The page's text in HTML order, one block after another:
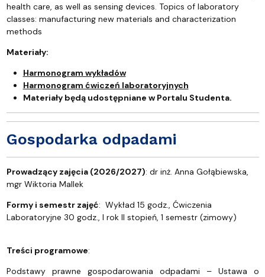
health care, as well as sensing devices. Topics of laboratory
classes: manufacturing new materials and characterization
methods
Materiały:
Harmonogram wykładów
Harmonogram ćwiczeń laboratoryjnych
Materiały będą udostępniane w Portalu Studenta.
Gospodarka odpadami
Prowadzący zajęcia (2026/2027): dr inż. Anna Gołąbiewska,
mgr Wiktoria Mallek
Formy i semestr zajęć: Wykład 15 godz., Ćwiczenia
Laboratoryjne 30 godz., I rok II stopień, 1 semestr (zimowy)
Treści programowe:
Podstawy prawne gospodarowania odpadami – Ustawa o